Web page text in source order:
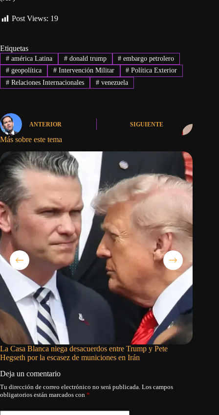
Post Views: 19
Etiquetas
#américa Latina #donald trump # embargo petrolero
#geopolítica #Intervención Militar # Política Exterior
#Relaciones Internacionales #venezuela
ANTERIOR SIGUIENTE
Más sobre este tema
La Casa Blanca niega desacuerdos entre Trump y Pete
Hegseth por la escasez de municiones en Irán
Deja un comentario
Tu dirección de correo electrónico no será publicada. Los campos
obligatorios están marcados con *